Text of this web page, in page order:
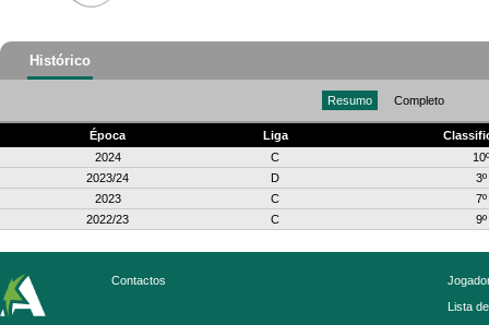
Histórico
Resumo Completo
Época Liga
2024
C
10º
2023/24
D
3º
2023
C
7º
2022/23
C 9º
Contactos
Lista